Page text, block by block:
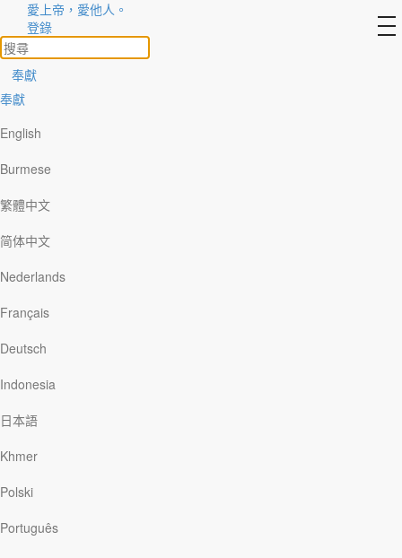
愛上帝，愛他人。
登錄
奉獻
奉獻
English
Burmese
繁體中文
简体中文
Nederlands
Français
Deutsch
Indonesia
日本語
Khmer
Polski
Português
國語
法，覺得上帝就像一位牧人。他想到羊群既無助又缺乏防禦能力，
直都需要有人指引。他也想到羊群花了許多時間，並且萬般忍耐，
才終於信任他，跟隨他。他回想起自己帶領羊群脫離危險時，牠們
緊緊依偎在他腳邊的情景。他仔細思考這件事：身為牧人，他必須
為羊群著想，為牠們搏鬥，保護牠們，為牠們尋找青草地和可安歇
的水邊。他回想起為羊群包紮傷口的情景，也驚訝地發現自己必須